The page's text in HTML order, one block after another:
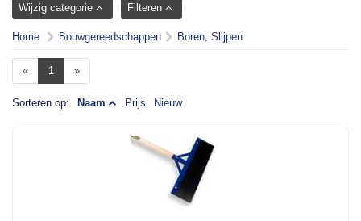
Wijzig categorie Filteren
Home Bouwgereedschappen Boren, Slijpen
« 1 »
Sorteren op: Naam Prijs Nieuw